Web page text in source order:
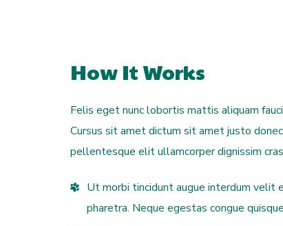
How It Works
Felis eget nunc lobortis mattis aliquam
Cursus sit amet dictum sit amet justo
pellentesque elit ullamcorper dignissim
Ut morbi tincidunt augue interdum velit
pharetra. Neque egestas congue